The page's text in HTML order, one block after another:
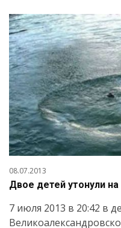
08.07.2013
Двое детей утонули
7 июля 2013 в 20:42 в